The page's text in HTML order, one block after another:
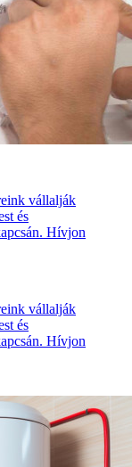
vállalják
és
Hívjon
vállalják
és
Hívjon